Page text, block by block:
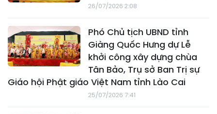
26/07/2026 2:08
Phó Chủ tịch UBND tỉnh
Giàng Quốc Hưng dự Lễ
khởi công xây dựng chùa
Tân Bảo, Trụ sở Ban Trị sự
Giáo hội Phật giáo Việt Nam tỉnh Lào Cai
25/07/2026 7:41